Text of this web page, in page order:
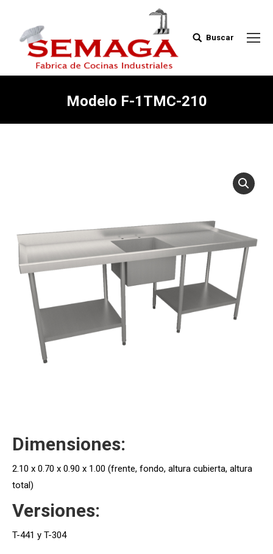
Buscar:
Buscar
Modelo F-1TMC-210
Dimensiones:
2.10 x 0.70 x 0.90 x 1.00 (frente, fondo, altura cubierta, altura
total)
Versiones:
T-441 y T-304